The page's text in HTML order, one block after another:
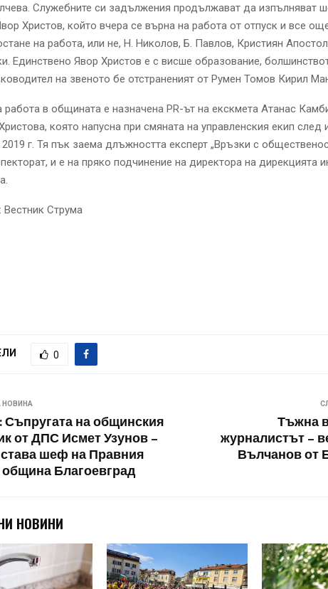
Служебните си задължения продължават да изпълняват
Христов, който вчера се върна на работа от отпуск и все
на работа, или не, Н. Николов, Б. Павлов, Кристиян
Единствено Явор Христов е с висше образование,
на звеното бе отстраненият от Румен Томов Кирил
работа в общината е назначена PR-ът на екскмета Атанас
която напусна при смяната на управленския екип след
2019 г. Тя пък заема длъжността експерт „Връзки с
и е на пряко подчинение на директора на дирекцията
Вестник Струма
0
НОВИНА
Съпругата на общинския
от ДПС Исмет Узунов –
шеф на Правния
Благоевград
Тъжна
журналистът –
Вълчанов от
НОВИНИ